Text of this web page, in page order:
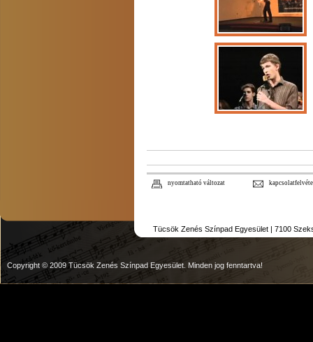
nyomtatható változat
Tücsök Zenés Színpad Egyesület | 7100
Copyright © 2009 Tücsök Zenés Színpad Egyesület. Minden jog fenntartva!